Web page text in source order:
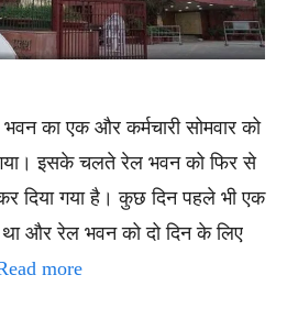
का एक और कर्मचारी सोमवार को
गया। इसके चलते रेल भवन को फिर से
दिया गया है। कुछ दिन पहले भी एक
था और रेल भवन को दो दिन के लिए
more